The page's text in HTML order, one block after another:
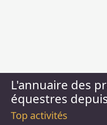
L'annuaire des
équestres
Top activités